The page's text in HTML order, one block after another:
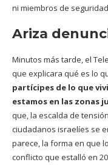
ni miembros de
Ariza
Minutos más tarde, el
que explicara qué es lo
partícipes de lo que
estamos en las zonas
que, la escalda de
ciudadanos israelíes se
parece, la forma en que
conflicto que estalló en